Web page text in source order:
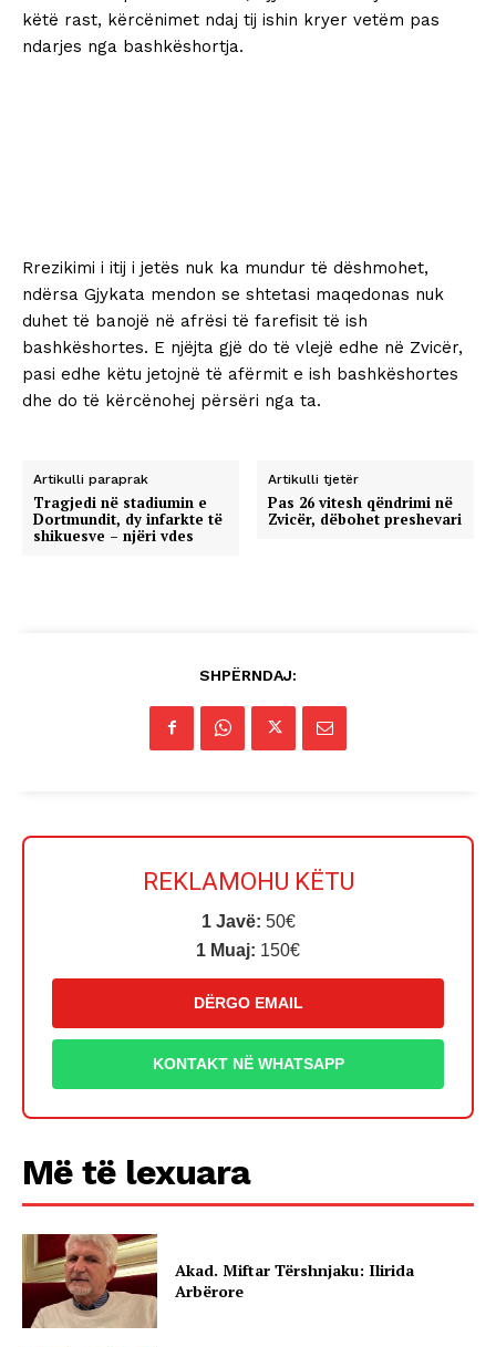
këtë rast, kërcënimet ndaj tij ishin kryer vetëm pas
ndarjes nga bashkëshortja.
Rrezikimi i itij i jetës nuk ka mundur të dëshmohet,
ndërsa Gjykata mendon se shtetasi maqedonas nuk
duhet të banojë në afrësi të farefisit të ish
bashkëshortes. E njëjta gjë do të vlejë edhe në Zvicër,
pasi edhe këtu jetojnë të afërmit e ish bashkëshortes
dhe do të kërcënohej përsëri nga ta.
Artikulli paraprak
Tragjedi në stadiumin e
Dortmundit, dy infarkte të
shikuesve – njëri vdes
Artikulli tjetër
Pas 26 vitesh qëndrimi në
Zvicër, dëbohet preshevari
SHPËRNDAJ:
REKLAMOHU KËTU
1 Javë: 50€
1 Muaj: 150€
DËRGO EMAIL
KONTAKT NË WHATSAPP
Më të lexuara
Akad. Miftar Tërshnjaku: Ilirida
Arbërore